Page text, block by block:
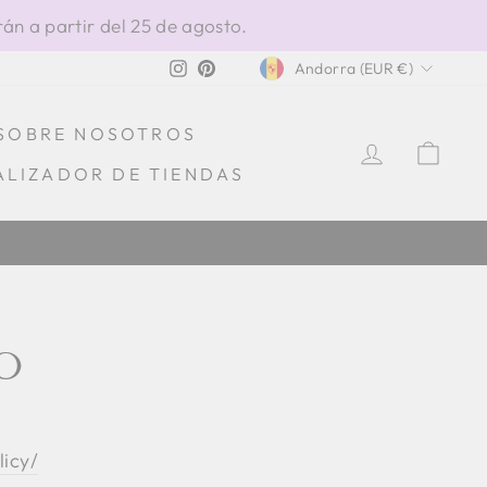
a partir del 25 de agosto.
Instagram
PinterestMONEDA
Andorra (EUR €)
NOSOTROS
DE TIENDAS